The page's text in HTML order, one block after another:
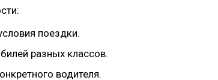
поездки.
разных классов.
водителя.